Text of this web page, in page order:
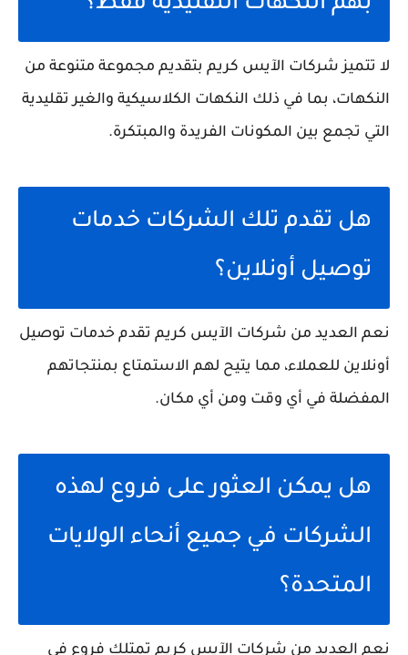
لا تتميز شركات الآيس كريم بتقديم مجموعة متنوعة من
النكهات، بما في ذلك النكهات الكلاسيكية والغير تقليدية
التي تجمع بين المكونات الفريدة والمبتكرة.
هل تقدم تلك الشركات خدمات
توصيل أونلاين؟
نعم العديد من شركات الآيس كريم تقدم خدمات توصيل
أونلاين للعملاء، مما يتيح لهم الاستمتاع بمنتجاتهم
المفضلة في أي وقت ومن أي مكان.
هل يمكن العثور على فروع لهذه
الشركات في جميع أنحاء الولايات
المتحدة؟
نعم العديد من شركات الآيس كريم تمتلك فروع في